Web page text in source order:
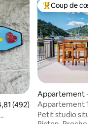
plus aimés
moyenne de 4,81 sur 5,
(492)
Coup de cœur
Coup de cœur
Appartement ·
Appartement 11
Petit studio situé